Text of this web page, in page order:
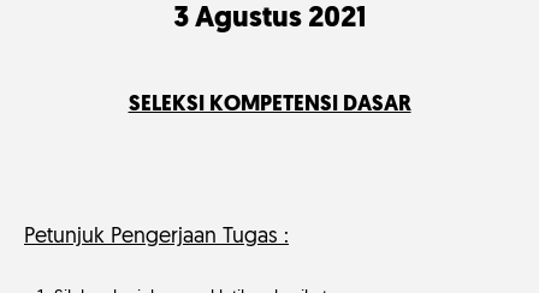
3 Agustus 2021
SELEKSI KOMPETENSI DASAR
Petunjuk Pengerjaan Tugas :